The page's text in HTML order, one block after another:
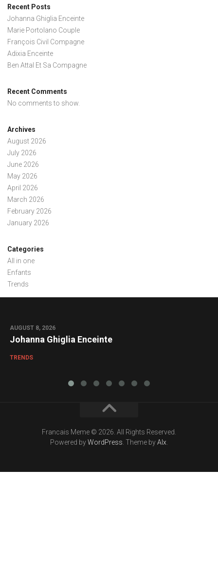
Recent Posts
Johanna Ghiglia Enceinte
Marie Portolano Couple
François Civil Compagne
Adixia Enceinte
Ben Attal Et Sa Compagne
Recent Comments
No comments to show.
Archives
August 2026
July 2026
June 2026
May 2026
April 2026
March 2026
February 2026
January 2026
Categories
All in one
Enfants
Trends
AUGUST 8, 2026
Johanna Ghiglia Enceinte
TRENDS
Francais Meme © 2026. All Rights Reserved.
Powered byWordPress . Theme byAlx